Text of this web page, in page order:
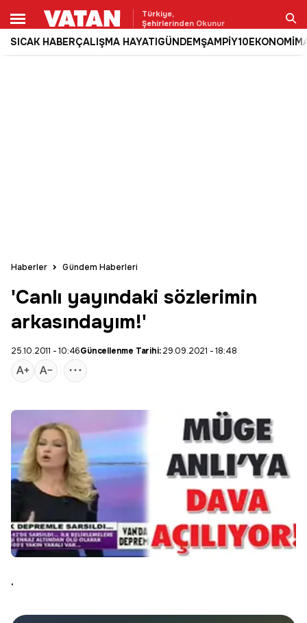
Türkiye,
Şehirlerinden Okunur
SICAK HABERÇALIŞMA HAYATIGÜNDEMŞAMPİY10EKONOMİ
Ara
Haberler Gündem Haberleri
'Canlı yayındaki sözlerimin
arkasındayım!'
25.10.2011 - 10:46Güncellenme Tarihi:29.09.2021 - 18:48
.